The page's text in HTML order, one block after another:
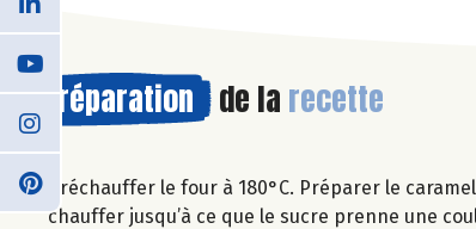
Préparation de la recette
Préchauffer le four à 180°C. Préparer le
chauffer jusqu’à ce que le sucre prenne une